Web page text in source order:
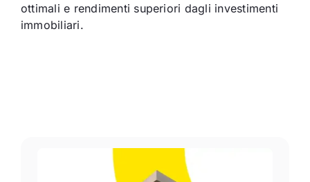
ottimali e rendimenti superiori dagli investimenti
immobiliari.